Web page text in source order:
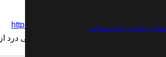
تاندون ایلیوپسواس
https://www.instagram.com/dr.moghtaderi
الکترودیاگنوز -- فلوشیپ فوق تخصصی درد از